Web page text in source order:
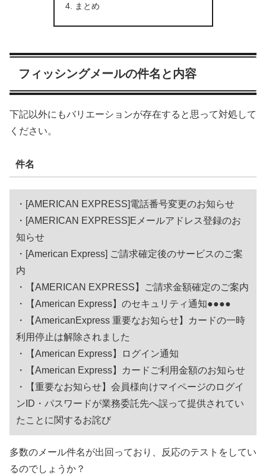
まとめ
フィッシングメールの件名と内容
下記以外にもバリエーションが存在すると思って対処して
ください。
件名
・[AMERICAN EXPRESS]電話番号変更のお知らせ
・[AMERICAN EXPRESS]Eメールアドレス登録のお
知らせ
・[American Express] ご請求確定後のサービスのご案
内
・【AMERICAN EXPRESS】ご請求金額確定のご案内
・【American Express】のセキュリティ通知●●●●
・【AmericanExpress 重要なお知らせ】カードの一時
利用停止は解除されました
・【American Express】ログイン通知
・【American Express】カードご利用金額のお知らせ
・【重要なお知らせ】会員様向けマイページのログイ
ンID・パスワードが業務委託先へ誤って提供されてい
たことに関するお詫び
多数のメール件名が出回っており、反応のテストをしてい
るのでしょうか？